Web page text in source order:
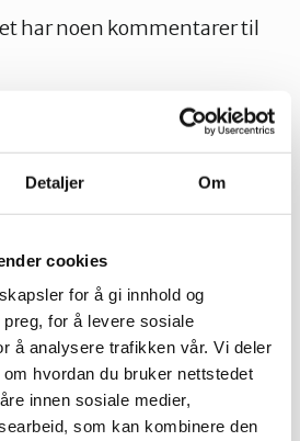
Detaljer Om
cookies
for å gi innhold og
for å levere sosiale
å analysere trafikken vår. Vi deler
hvordan du bruker nettstedet
innen sosiale medier,
som kan kombinere den
har noen kommentarer til
et eget tema i planen.
strandsona er spesielt viktig
biologiske mangfoldet, og
en plan for eller en
som kommunen har
å innløse.
bør synliggjøres i